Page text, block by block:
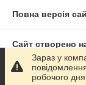
Повна версія
Сайт створено
Політика
Зараз у
робочого